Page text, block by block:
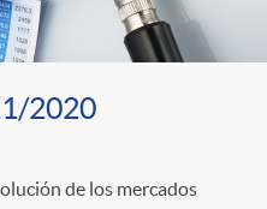
2020
de los mercados